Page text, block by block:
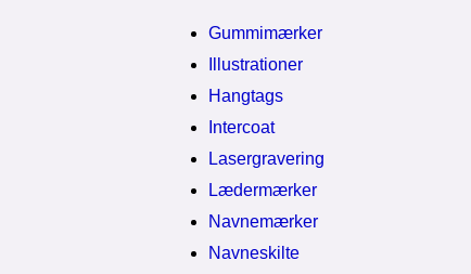
Gummimærker
Illustrationer
Hangtags
Intercoat
Lasergravering
Lædermærker
Navnemærker
Navneskilte